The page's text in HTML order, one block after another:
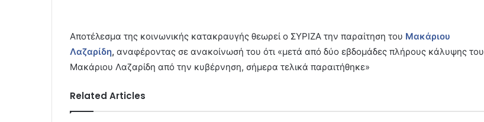
Αποτέλεσμα της κοινωνικής κατακραυγής θεωρεί ο ΣΥΡΙΖΑ την παραίτηση του Μακάριου
Λαζαρίδη, αναφέροντας σε ανακοίνωσή του ότι «μετά από δύο εβδομάδες πλήρους κάλυψης του
Μακάριου Λαζαρίδη από την κυβέρνηση, σήμερα τελικά παραιτήθηκε»
Related Articles